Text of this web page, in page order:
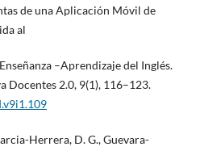
de una Aplicación Móvil de
al
–Aprendizaje del Inglés.
Docentes 2.0, 9(1), 116–123.
Herrera, D. G., Guevara-